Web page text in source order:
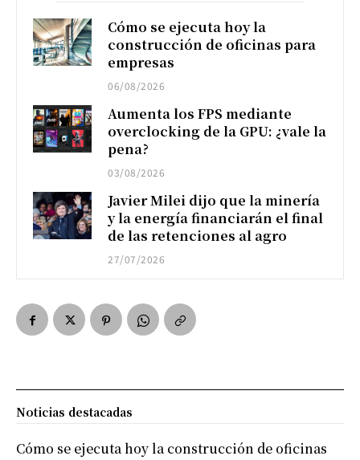
Cómo se ejecuta hoy la
construcción de oficinas para
empresas
06/08/2026
Aumenta los FPS mediante
overclocking de la GPU: ¿vale la
pena?
03/08/2026
Javier Milei dijo que la minería
y la energía financiarán el final
de las retenciones al agro
27/07/2026
Noticias destacadas
Cómo se ejecuta hoy la construcción de oficinas